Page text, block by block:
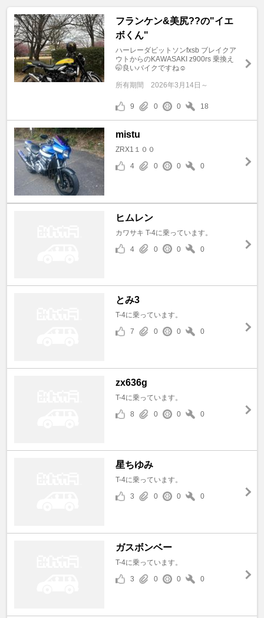
フランケン&美尻??の"イエ
ボくん"
ハーレーダビットソンfxsb ブレイクア
ウトからのKAWASAKI z900rs 乗換え
🤭良いバイクですね☺️
所有期間 2026年3月14日～
9 0 0 18
mistu
ZRX1１００
4
0 0 0
ヒムレン
カワサキ T-4に乗っています。
4
0 0 0
とみ3
T-4に乗っています。
7
0 0 0
zx636g
T-4に乗っています。
8
0 0 0
星ちゆみ
T-4に乗っています。
3
0 0 0
ガスボンベー
T-4に乗っています。
3
0 0 0